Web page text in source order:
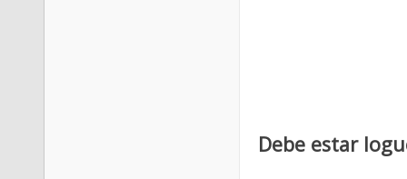
Debe estar